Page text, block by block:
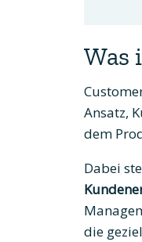
Was
Ansatz,
dem
Dabei
die